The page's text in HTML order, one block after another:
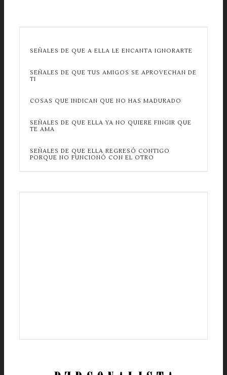
SEÑALES DE QUE A ELLA LE ENCANTA IGNORARTE
SEÑALES DE QUE TUS AMIGOS SE APROVECHAN DE
TI
COSAS QUE INDICAN QUE NO HAS MADURADO
SEÑALES DE QUE ELLA YA NO QUIERE FINGIR QUE
TE AMA
SEÑALES DE QUE ELLA REGRESÓ CONTIGO
PORQUE NO FUNCIONÓ CON EL OTRO